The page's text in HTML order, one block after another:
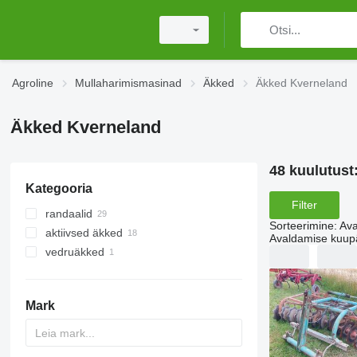
Agroline Mullaharimismasinad Äkked Äkked Kverneland
Äkked Kverneland
Kategooria
randaalid
aktiivsed äkked
vedruäkked
Mark
48 kuulutust:
Filter
Sorteerimine:
Avaldamise